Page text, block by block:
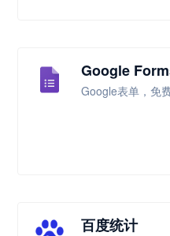
Google
Google表单，免
百度统计